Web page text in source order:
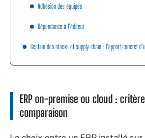
Adhésion des équipes
Dépendance à l’éditeur
Gestion des stocks et supply chain : l’apport concret
ERP on-premise ou cloud :
comparaison